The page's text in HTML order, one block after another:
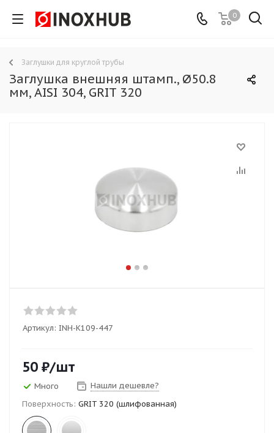
0
Заглушки для круглой трубы
Заглушка внешняя штамп., Ø50.8
мм, AISI 304, GRIT 320
Артикул: INH-K109-447
50 ₽/шт
Много
Нашли дешевле?
Поверхность: GRIT 320 (шлифованная)